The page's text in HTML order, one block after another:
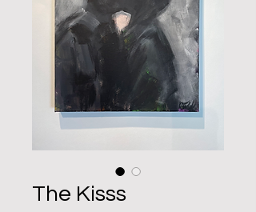
The Kisss